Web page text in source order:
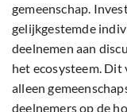
gemeenschap.
gelijkgestemde
deelnemen aan
het ecosysteem.
alleen
deelnemers op de